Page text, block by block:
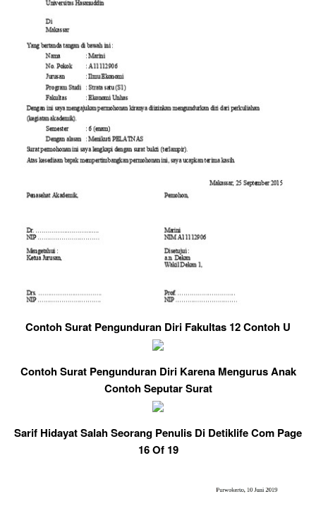
Contoh Surat Pengunduran Diri Fakultas 12 Contoh U
Contoh Surat Pengunduran Diri Karena Mengurus Anak
Contoh Seputar Surat
Sarif Hidayat Salah Seorang Penulis Di Detiklife Com Page
16 Of 19